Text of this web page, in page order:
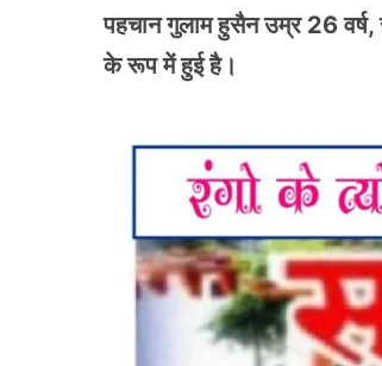
पहचान गुलाम हुसैन उम्र 26
के रूप में हुई है।